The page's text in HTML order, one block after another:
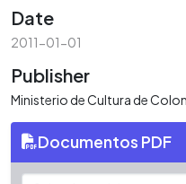
Date
2011-01-01
Publisher
Ministerio de Cultura de
Documentos PDF